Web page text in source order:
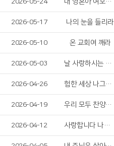
2026-05-24 내 영혼아 여호와를 송축하라
2026-05-17 나의 눈을 들리라
2026-05-10 온 교회여 깨라
2026-05-03 날 사랑하시는 예수님
2026-04-26 험한 세상 나그네 길
2026-04-19 우리 모두 찬양하자!
2026-04-12 사랑합니다 나의 하나님